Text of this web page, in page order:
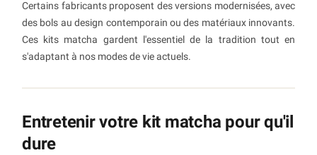
Certains fabricants proposent des versions modernisées, avec
des bols au design contemporain ou des matériaux innovants.
Ces kits matcha gardent l'essentiel de la tradition tout en
s'adaptant à nos modes de vie actuels.
Entretenir votre kit matcha pour qu'il
dure